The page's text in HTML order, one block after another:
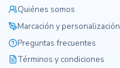
Quiénes somos
Marcación y personalización
Preguntas frecuentes
Términos y condiciones